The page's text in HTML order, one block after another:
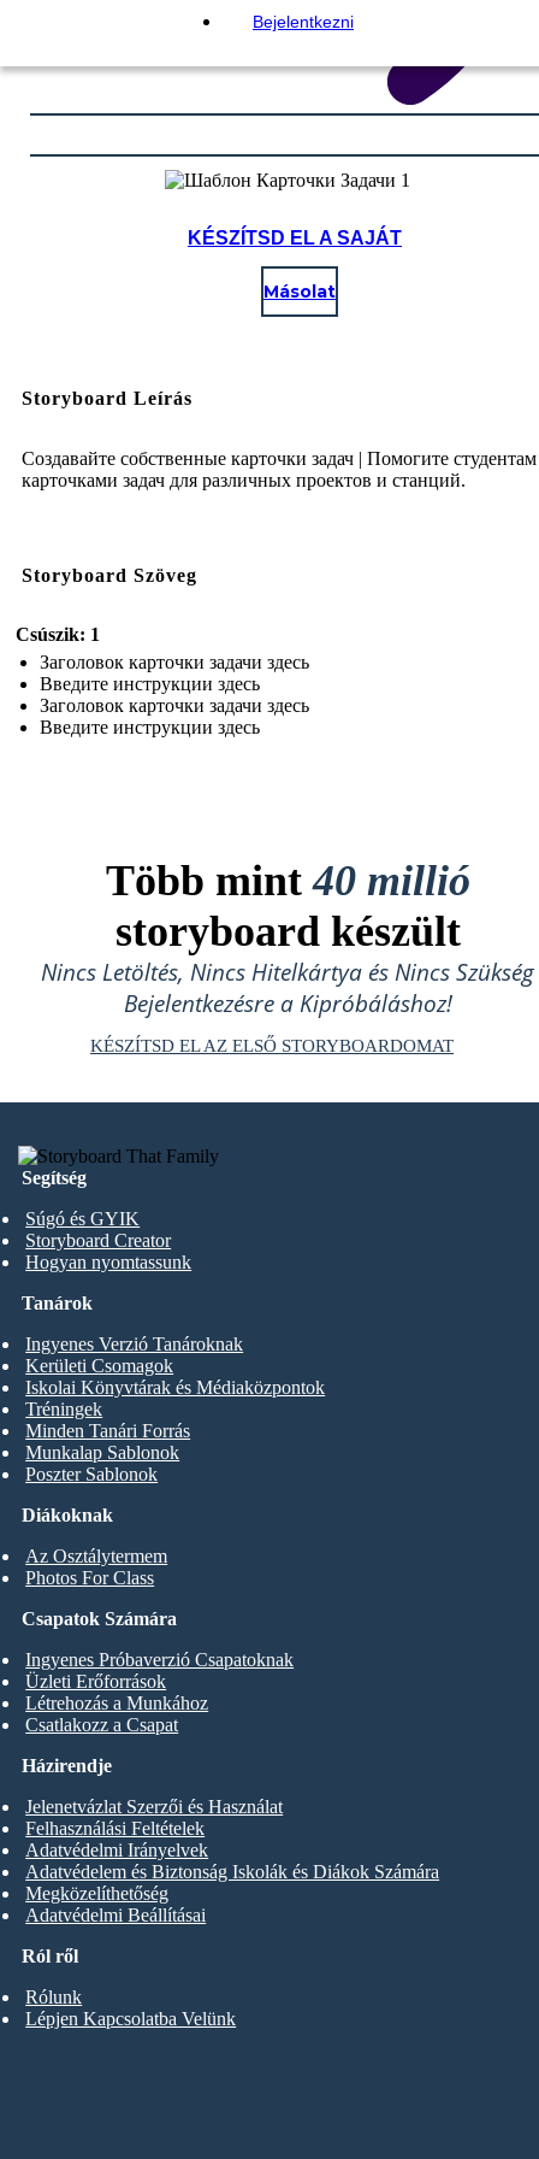
Bejelentkezni
KÉSZÍTSD EL A SAJÁT
Másolat
Storyboard Leírás
Создавайте собственные карточки задач | Помогите студентам
карточками задач для различных проектов и станций.
Storyboard Szöveg
Csúszik: 1
Заголовок карточки задачи здесь
Введите инструкции здесь
Заголовок карточки задачи здесь
Введите инструкции здесь
Több mint40 millió
storyboard készült
Nincs Letöltés, Nincs Hitelkártya és Nincs Szükség
Bejelentkezésre a Kipróbáláshoz!
KÉSZÍTSD EL AZ ELSŐ STORYBOARDOMAT
Segítség
Súgó és GYIK
Storyboard Creator
Hogyan nyomtassunk
Diákoknak
Az Osztálytermem
Photos For Class
Tanárok
Ingyenes Verzió Tanároknak
Kerületi Csomagok
Iskolai Könyvtárak és Médiaközpontok
Tréningek
Minden Tanári Forrás
Munkalap Sablonok
Poszter Sablonok
Csapatok Számára
Ingyenes Próbaverzió Csapatoknak
Üzleti Erőforrások
Létrehozás a Munkához
Csatlakozz a Csapat
Ról ről
Rólunk
Lépjen Kapcsolatba Velünk
Házirendje
Jelenetvázlat Szerzői és Használat
Felhasználási Feltételek
Adatvédelmi Irányelvek
Adatvédelem és Biztonság Iskolák és Diákok Számára
Megközelíthetőség
Adatvédelmi Beállításai